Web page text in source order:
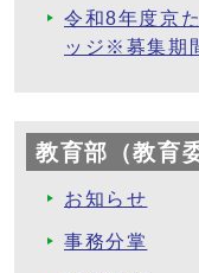
令和8年度京
ッジ※募集期
教育部（教育
お知らせ
事務分掌